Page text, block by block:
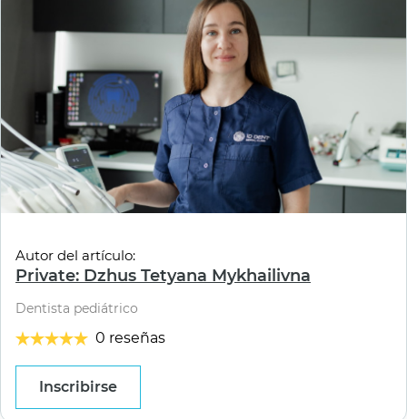
Autor del artículo:
Private: Dzhus Tetyana Mykhailivna
Dentista pediátrico
0 reseñas
Inscribirse